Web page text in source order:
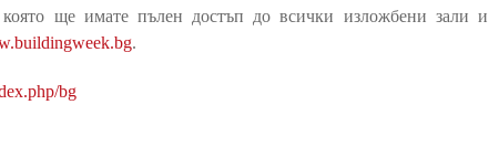
ще имате пълен достъп до всички изложбени зали и
.
bg